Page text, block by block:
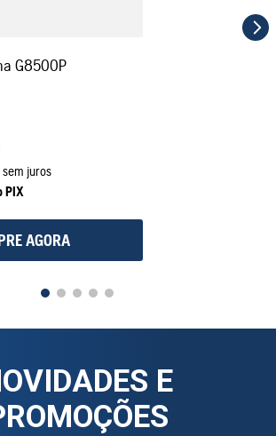
G8500P
sem juros
PIX
AGORA
E